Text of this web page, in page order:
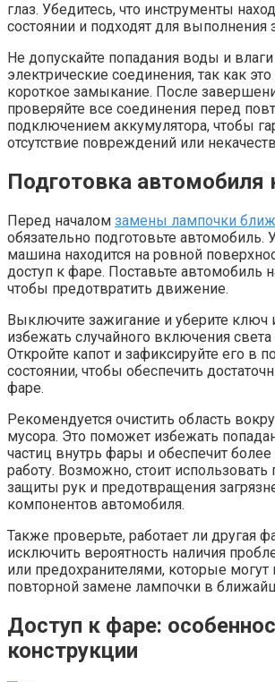
глаз. Убедитесь, что инструменты
состоянии и подходят для выполнения
Не допускайте попадания воды и
электрические соединения, так как
короткое замыкание. После
проверяйте все соединения перед
подключением аккумулятора, чтобы
отсутствие повреждений или
Подготовка автомобиля
Перед началом замены лампочки
обязательно подготовьте автомобиль.
машина находится на ровной
доступ к фаре. Поставьте автомобиль
чтобы предотвратить движение.
Выключите зажигание и уберите ключ
избежать случайного включения
Откройте капот и зафиксируйте его в
состоянии, чтобы обеспечить
фаре.
Рекомендуется очистить область
мусора. Это поможет избежать
частиц внутрь фары и обеспечит
работу. Возможно, стоит использовать
защиты рук и предотвращения
компонентов автомобиля.
Также проверьте, работает ли другая
исключить вероятность наличия
или предохранителями, которые могут
повторной замене лампочки в
Доступ к фаре:
конструкции